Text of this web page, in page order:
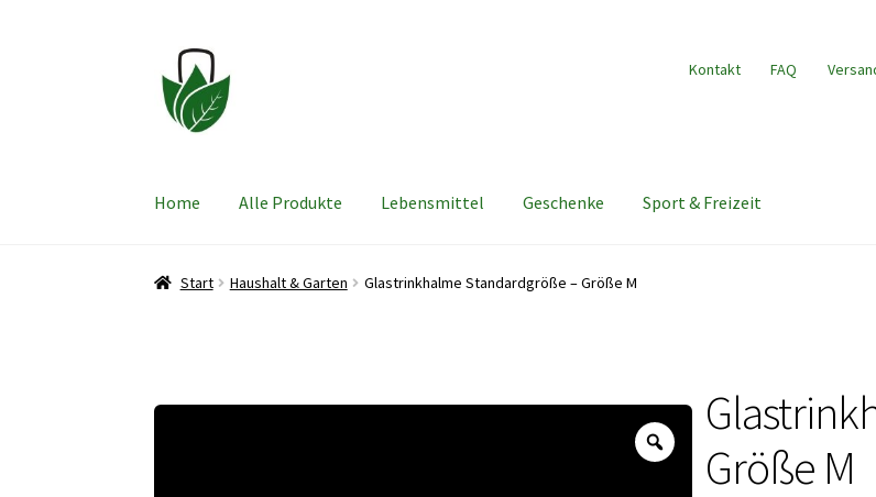
Zur
Navigation
springen
Zum
Inhalt
springen
Kontakt FAQ
Home Alle Produkte Lebensmittel Geschenke Sport & Freizeit
Start Haushalt & Garten Glastrinkhalme Standardgröße – Größe M
ZoomGröße M